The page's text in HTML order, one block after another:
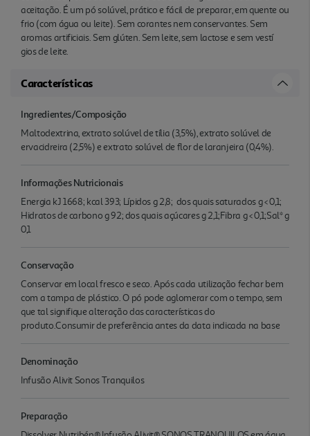
aceitação. É um pó solúvel, prático e fácil de preparar, em quente ou
frio (com água ou leite). Sem corantes nem conservantes. Sem
aromas artificiais. Sem glúten. Sem leite, sem lactose e sem vestí
gios de leite.
Características
Ingredientes/Composição
Maltodextrina, extrato solúvel de tília (3,5%), extrato solúvel de
ervacidreira (2,5%) e extrato solúvel de flor de laranjeira (0,4%).
Informações Nutricionais
Energia kJ 1668; kcal 393; Lípidos g 2,8;  dos quais saturados g < 0,1;
Hidratos de carbono g 92; dos quais açúcares g 2,1;Fibra g < 0,1;Sal* g
0,1
Conservação
Conservar em local fresco e seco. Após cada utilização fechar bem
com a tampa de plástico. O pó pode aglomerar com o tempo, sem
que tal signifique alteração das características do
produto.Consumir de preferência antes da data indicada na base
Denominação
Infusão Alivit Sonos Tranquilos
Preparação